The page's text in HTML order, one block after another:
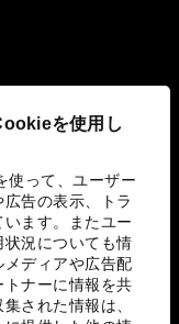
を使用し
使って、ユーザー
告の表示、トラ
ます。またユー
況についても情
ディアや広告配
ナーに情報を共
された情報は、